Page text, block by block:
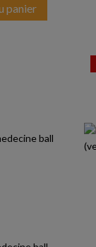
panier